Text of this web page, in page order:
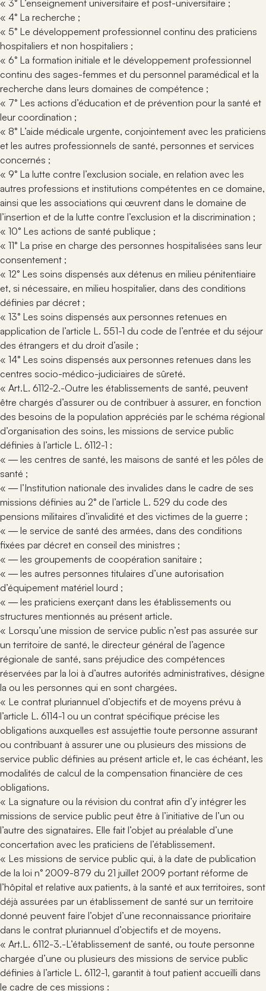
« 3° L’enseignement universitaire et post-universitaire ;
« 4° La recherche ;
« 5° Le développement professionnel continu des praticiens
hospitaliers et non hospitaliers ;
« 6° La formation initiale et le développement professionnel
continu des sages-femmes et du personnel paramédical et la
recherche dans leurs domaines de compétence ;
« 7° Les actions d’éducation et de prévention pour la santé et
leur coordination ;
« 8° L’aide médicale urgente, conjointement avec les praticiens
et les autres professionnels de santé, personnes et services
concernés ;
« 9° La lutte contre l’exclusion sociale, en relation avec les
autres professions et institutions compétentes en ce domaine,
ainsi que les associations qui œuvrent dans le domaine de
l’insertion et de la lutte contre l’exclusion et la discrimination ;
« 10° Les actions de santé publique ;
« 11° La prise en charge des personnes hospitalisées sans leur
consentement ;
« 12° Les soins dispensés aux détenus en milieu pénitentiaire
et, si nécessaire, en milieu hospitalier, dans des conditions
définies par décret ;
« 13° Les soins dispensés aux personnes retenues en
application de l’article L. 551-1 du code de l’entrée et du séjour
des étrangers et du droit d’asile ;
« 14° Les soins dispensés aux personnes retenues dans les
centres socio-médico-judiciaires de sûreté.
« Art.L. 6112-2.-Outre les établissements de santé, peuvent
être chargés d’assurer ou de contribuer à assurer, en fonction
des besoins de la population appréciés par le schéma régional
d’organisation des soins, les missions de service public
définies à l’article L. 6112-1 :
« ― les centres de santé, les maisons de santé et les pôles de
santé ;
« ― l’Institution nationale des invalides dans le cadre de ses
missions définies au 2° de l’article L. 529 du code des
pensions militaires d’invalidité et des victimes de la guerre ;
« ― le service de santé des armées, dans des conditions
fixées par décret en conseil des ministres ;
« ― les groupements de coopération sanitaire ;
« ― les autres personnes titulaires d’une autorisation
d’équipement matériel lourd ;
« ― les praticiens exerçant dans les établissements ou
structures mentionnés au présent article.
« Lorsqu’une mission de service public n’est pas assurée sur
un territoire de santé, le directeur général de l’agence
régionale de santé, sans préjudice des compétences
réservées par la loi à d’autres autorités administratives, désigne
la ou les personnes qui en sont chargées.
« Le contrat pluriannuel d’objectifs et de moyens prévu à
l’article L. 6114-1 ou un contrat spécifique précise les
obligations auxquelles est assujettie toute personne assurant
ou contribuant à assurer une ou plusieurs des missions de
service public définies au présent article et, le cas échéant, les
modalités de calcul de la compensation financière de ces
obligations.
« La signature ou la révision du contrat afin d’y intégrer les
missions de service public peut être à l’initiative de l’un ou
l’autre des signataires. Elle fait l’objet au préalable d’une
concertation avec les praticiens de l’établissement.
« Les missions de service public qui, à la date de publication
de la loi n° 2009-879 du 21 juillet 2009 portant réforme de
l’hôpital et relative aux patients, à la santé et aux territoires, sont
déjà assurées par un établissement de santé sur un territoire
donné peuvent faire l’objet d’une reconnaissance prioritaire
dans le contrat pluriannuel d’objectifs et de moyens.
« Art.L. 6112-3.-L’établissement de santé, ou toute personne
chargée d’une ou plusieurs des missions de service public
définies à l’article L. 6112-1, garantit à tout patient accueilli dans
le cadre de ces missions :